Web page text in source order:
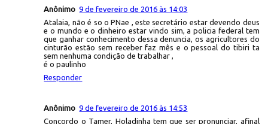
Anônimo 9 de fevereiro de 2016 às 14:03
Atalaia, não é so o PNae , este secretário estar devendo deus
e o mundo e o dinheiro estar vindo sim, a policia federal tem
que ganhar conhecimento dessa denuncia, os agricultores do
cinturão estão sem receber faz mês e o pessoal do tibiri ta
sem nenhuma condição de trabalhar ,
é o paulinho
Responder
Anônimo 9 de fevereiro de 2016 às 14:53
Concordo o Tamer, Holadinha tem que ser pronunciar, afinal